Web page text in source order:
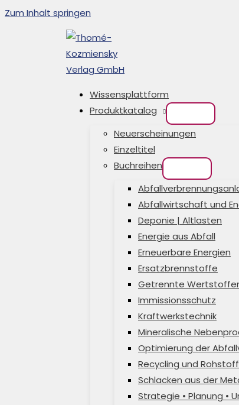
Zum Inhalt springen
Wissensplattform
Produktkatalog
Neuerscheinungen
Einzeltitel
Buchreihen
Abfallwirtschaft und
Deponie | Altlasten
Energie aus Abfall
Erneuerbare Energien
Ersatzbrennstoffe
Getrennte
Immissionsschutz
Kraftwerkstechnik
Mineralische
Optimierung der
Recycling und
Schlacken aus der
Strategie • Planung •